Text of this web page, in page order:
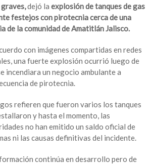
graves,dejó la explosión de tanques de gas
festejos con pirotecnia cerca de una
de la comunidad de Amatitlán Jalisco.
con imágenes compartidas en redes
una fuerte explosión ocurrió luego de
incendiara un negocio ambulante a
de pirotecnia.
refieren que fueron varios los tanques
y hasta el momento, las
no han emitido un saldo oficial de
ni las causas definitivas del incidente.
continúa en desarrollo pero de